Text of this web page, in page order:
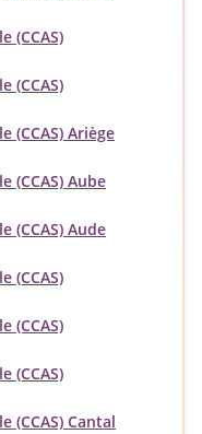
(CCAS)
(CCAS)
(CCAS) Ariège
(CCAS) Aube
(CCAS) Aude
(CCAS)
(CCAS)
(CCAS)
(CCAS) Cantal